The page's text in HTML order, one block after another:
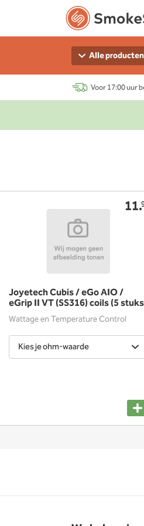
Alle producten
Voor 17:00 uur
11.
Joyetech Cubis / eGo AIO /
eGrip II VT (SS316) coils (5
Wattage en Temperature Control
Kies je ohm-waarde